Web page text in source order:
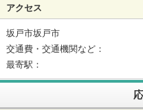
アクセス
坂戸市坂戸市
交通費・交通機関など：
最寄駅：